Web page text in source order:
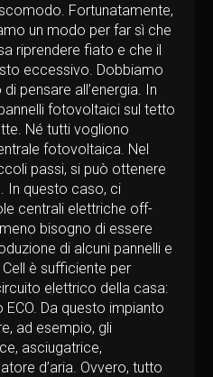
Fortunatamente,
un modo per far sì che
riprendere fiato e che il
eccessivo. Dobbiamo
pensare all’energia. In
fotovoltaici sul tetto
Né tutti vogliono
fotovoltaica. Nel
passi, si può ottenere
In questo caso, ci
centrali elettriche off-
bisogno di essere
di alcuni pannelli e
è sufficiente per
elettrico della casa:
Da questo impianto
ad esempio, gli
asciugatrice,
d’aria. Ovvero, tutto